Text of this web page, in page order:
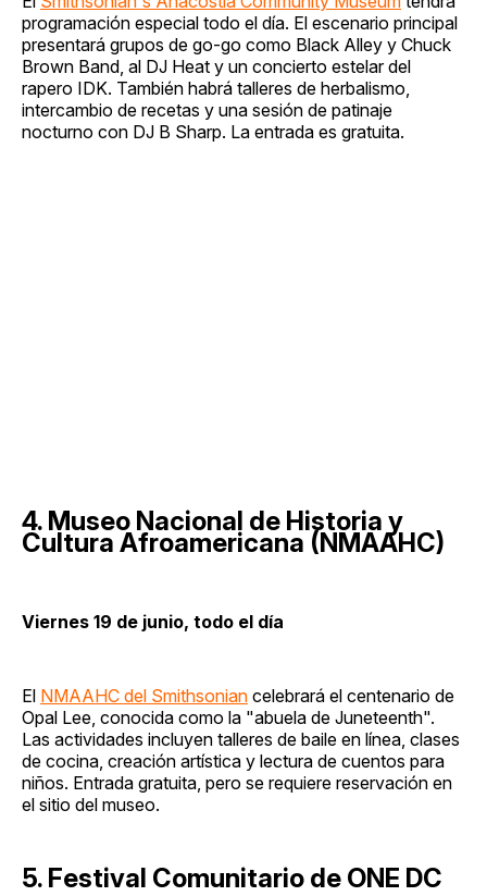
programación especial todo el día. El escenario principal
presentará grupos de go-go como Black Alley y Chuck
Brown Band, al DJ Heat y un concierto estelar del
rapero IDK. También habrá talleres de herbalismo,
intercambio de recetas y una sesión de patinaje
nocturno con DJ B Sharp. La entrada es gratuita.
4. Museo Nacional de Historia y
Cultura Afroamericana (NMAAHC)
Viernes 19 de junio, todo el día
El NMAAHC del Smithsonian celebrará el centenario de
Opal Lee, conocida como la "abuela de Juneteenth".
Las actividades incluyen talleres de baile en línea, clases
de cocina, creación artística y lectura de cuentos para
niños. Entrada gratuita, pero se requiere reservación en
el sitio del museo.
5. Festival Comunitario de ONE DC